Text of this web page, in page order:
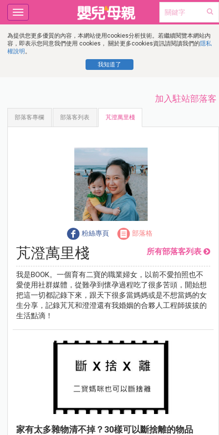
為提供您更多優質的內容，本網站使用cookies分析技術。若繼續閱覽本網站內
容，即表示您同意我們使用 cookies， 關於更多cookies資訊請閱讀我們的隱私
權說明 。
我知道了
Toggle
navigation
加入駐站部落客
部落客專欄 部落客列表 芃澄萬里棧
粉絲專頁 部落格
芃澄萬里棧 所有部落客列表
我是BOOK。一個育有二寶的職業婦女，以前不愛拍照也不
愛使用社群媒體，從難孕到懷孕過程吃了很多苦頭，開始想
把這一切都記錄下來，跟天下很多當媽媽或是不想當媽的女
生分享，記錄芃芃和澄澄還有我婚姻的合夥人工程師拔拔的
生活點滴！
家有太多雜物清不掉？30樣可以斷捨離的物品